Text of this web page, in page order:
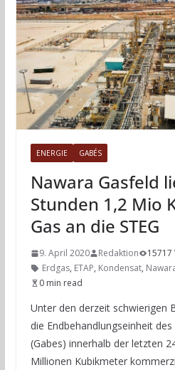
ENERGIE GABÉS
Nawara Gasfeld
Stunden 1,2 Mio
Gas an die STEG
9. April 2020 Redaktion
15717
Erdgas, ETAP, Kondensat,
0 min read
Unter den derzeit schwierigen
die Endbehandlungseinheit
(Gabes) innerhalb der letzten
Millionen Kubikmeter